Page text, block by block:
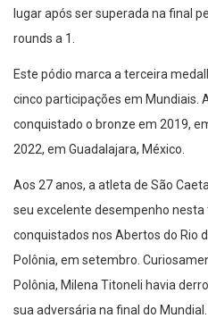
lugar após ser superada na final
rounds a 1.
Este pódio marca a terceira
cinco participações em Mundiais.
conquistado o bronze em 2019,
2022, em Guadalajara, México.
Aos 27 anos, a atleta de São
seu excelente desempenho
conquistados nos Abertos do Rio
Polônia, em setembro.
Polônia, Milena Titoneli havia
sua adversária na final do Mundial.